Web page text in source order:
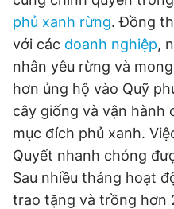
phủ xanh rừng. Đồng
với các doanh nghiệp,
nhân yêu rừng và
hơn ủng hộ vào Quỹ
cây giống và vận hành
mục đích phủ xanh.
Quyết nhanh chóng
Sau nhiều tháng hoạt
trao tặng và trồng hơn